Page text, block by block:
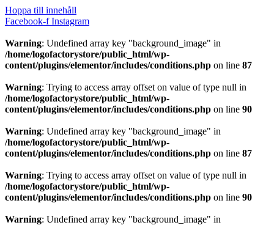
Hoppa till innehåll
Facebook-f Instagram
Warning: Undefined array key "background_image" in
/home/logofactorystore/public_html/wp-
content/plugins/elementor/includes/conditions.php on line 87
Warning: Trying to access array offset on value of type null in
/home/logofactorystore/public_html/wp-
content/plugins/elementor/includes/conditions.php on line 90
Warning: Undefined array key "background_image" in
/home/logofactorystore/public_html/wp-
content/plugins/elementor/includes/conditions.php on line 87
Warning: Trying to access array offset on value of type null in
/home/logofactorystore/public_html/wp-
content/plugins/elementor/includes/conditions.php on line 90
Warning: Undefined array key "background_image" in